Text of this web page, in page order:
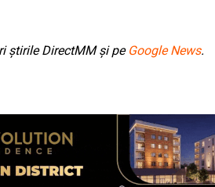
știrile DirectMM și pe Google News.